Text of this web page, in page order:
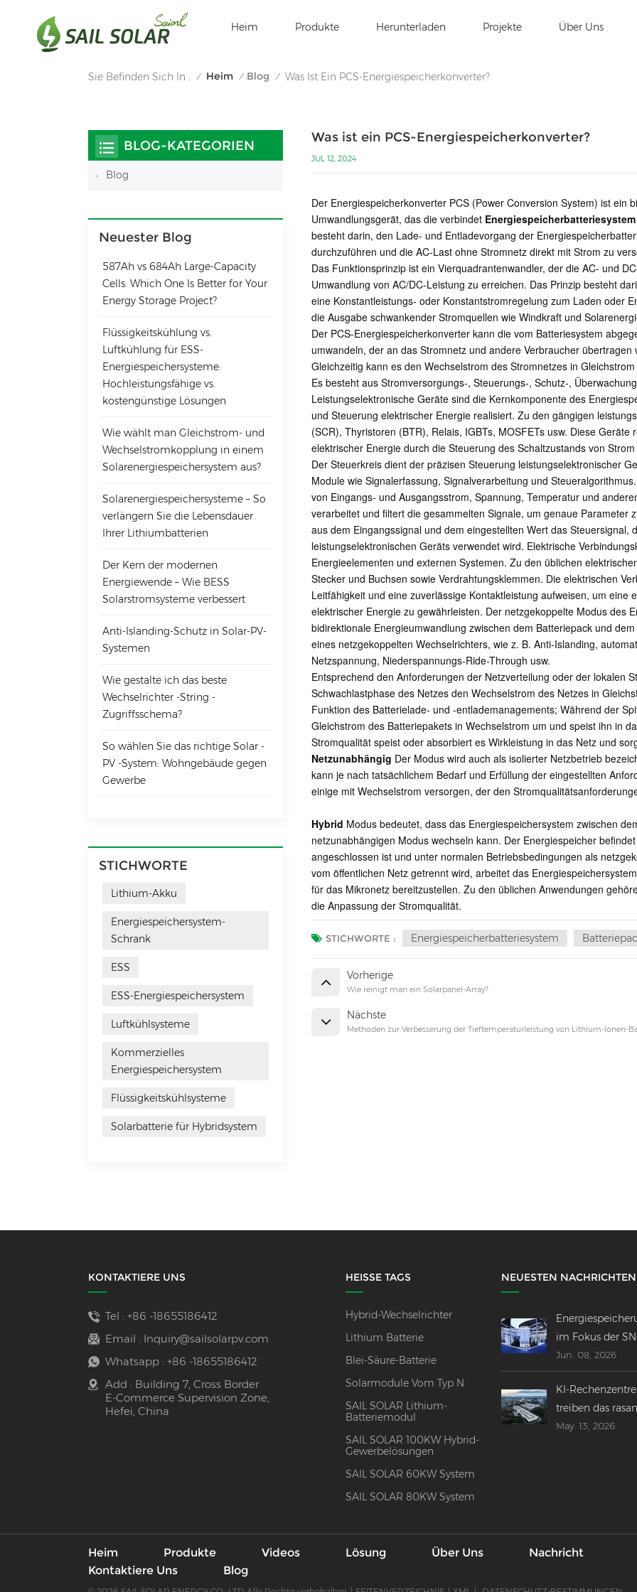
Heim Produkte Herunterladen Projekte Über Uns
Sie Befinden Sich In : / Heim / Blog / Was Ist Ein PCS-Energiespeicherkonverter?
Was ist ein PCS-Energiespeicherkonverter?
JUL 12, 2024
Der Energiespeicherkonverter PCS (Power Conversion System) ist ein
Umwandlungsgerät, das die verbindet Energiespeicherbatteriesystem
besteht darin, den Lade- und Entladevorgang der
durchzuführen und die AC-Last ohne Stromnetz direkt mit Strom zu
Das Funktionsprinzip ist ein Vierquadrantenwandler, der die AC- und
Umwandlung von AC/DC-Leistung zu erreichen. Das Prinzip besteht
eine Konstantleistungs- oder Konstantstromregelung zum Laden oder
die Ausgabe schwankender Stromquellen wie Windkraft und
Der PCS-Energiespeicherkonverter kann die vom Batteriesystem
umwandeln, der an das Stromnetz und andere Verbraucher
Gleichzeitig kann es den Wechselstrom des Stromnetzes in
Es besteht aus Stromversorgungs-, Steuerungs-, Schutz-,
Leistungselektronische Geräte sind die Kernkomponente des
und Steuerung elektrischer Energie realisiert. Zu den gängigen
(SCR), Thyristoren (BTR), Relais, IGBTs, MOSFETs usw. Diese
elektrischer Energie durch die Steuerung des Schaltzustands von
Der Steuerkreis dient der präzisen Steuerung leistungselektronischer
Module wie Signalerfassung, Signalverarbeitung und
von Eingangs- und Ausgangsstrom, Spannung, Temperatur und
verarbeitet und filtert die gesammelten Signale, um genaue Parameter
aus dem Eingangssignal und dem eingestellten Wert das Steuersignal,
leistungselektronischen Geräts verwendet wird. Elektrische
Energieelementen und externen Systemen. Zu den üblichen
Stecker und Buchsen sowie Verdrahtungsklemmen. Die elektrischen
Leitfähigkeit und eine zuverlässige Kontaktleistung aufweisen, um eine
elektrischer Energie zu gewährleisten. Der netzgekoppelte Modus des
bidirektionale Energieumwandlung zwischen dem Batteriepack und
eines netzgekoppelten Wechselrichters, wie z. B. Anti-Islanding,
Netzspannung, Niederspannungs-Ride-Through usw.
Entsprechend den Anforderungen der Netzverteilung oder der lokalen
Schwachlastphase des Netzes den Wechselstrom des Netzes in
Funktion des Batterielade- und -entlademanagements; Während der
Gleichstrom des Batteriepakets in Wechselstrom um und speist ihn in
Stromqualität speist oder absorbiert es Wirkleistung in das Netz und
Netzunabhängig Der Modus wird auch als isolierter Netzbetrieb
kann je nach tatsächlichem Bedarf und Erfüllung der eingestellten
einige mit Wechselstrom versorgen, der den
Hybrid Modus bedeutet, dass das Energiespeichersystem zwischen
netzunabhängigen Modus wechseln kann. Der Energiespeicher
angeschlossen ist und unter normalen Betriebsbedingungen als
vom öffentlichen Netz getrennt wird, arbeitet das
für das Mikronetz bereitzustellen. Zu den üblichen Anwendungen
die Anpassung der Stromqualität.
STICHWORTE : Energiespeicherbatteriesystem
Vorherige
Wie reinigt man ein Solarpanel-Array?
Nächste
Methoden zur Verbesserung der Tieftemperaturleistung von Lithium-Ionen-
BLOG-KATEGORIEN
Blog
Neuester Blog
587Ah vs 684Ah Large‑Capacity
Cells: Which One Is Better for Your
Energy Storage Project?
Flüssigkeitskühlung vs.
Luftkühlung für ESS-
Energiespeichersysteme:
Hochleistungsfähige vs.
kostengünstige Lösungen
Wie wählt man Gleichstrom- und
Wechselstromkopplung in einem
Solarenergiespeichersystem aus?
Solarenergiespeichersysteme – So
verlängern Sie die Lebensdauer
Ihrer Lithiumbatterien
Der Kern der modernen
Energiewende – Wie BESS
Solarstromsysteme verbessert
Anti-Islanding-Schutz in Solar-PV-
Systemen
Wie gestalte ich das beste
Wechselrichter -String -
Zugriffsschema?
So wählen Sie das richtige Solar -
PV -System: Wohngebäude gegen
Gewerbe
STICHWORTE
Lithium-Akku
Energiespeichersystem-
Schrank
ESS
ESS-Energiespeichersystem
Luftkühlsysteme
Kommerzielles
Energiespeichersystem
Flüssigkeitskühlsysteme
Solarbatterie für Hybridsystem
KONTAKTIERE UNS
Tel : +86 -18655186412
Email : Inquiry@sailsolarpv.com
Whatsapp : +86 -18655186412
Add : Building 7, Cross Border
E-Commerce Supervision Zone,
Hefei, China
HEISSE TAGS
Hybrid-Wechselrichter
Lithium Batterie
Blei-Säure-Batterie
Solarmodule Vom Typ N
SAIL SOLAR Lithium-
Batteriemodul
SAIL SOLAR 100KW Hybrid-
Gewerbelösungen
SAIL SOLAR 60KW System
SAIL SOLAR 80KW System
NEUESTEN NACHRICHTEN
im Fokus der
2026 –
Innovationen,
Fusionen und
globaler
Jun. 08, 2026
KI-
treiben das
Wachstum der
May. 13, 2026
Heim Produkte Videos Lösung Über Uns
Nachricht
Kontaktiere Uns
Blog